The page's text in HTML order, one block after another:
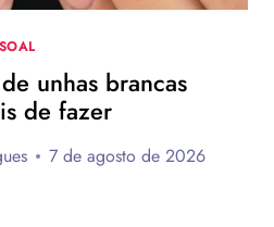
unhas brancas
de fazer
7 de agosto de 2026